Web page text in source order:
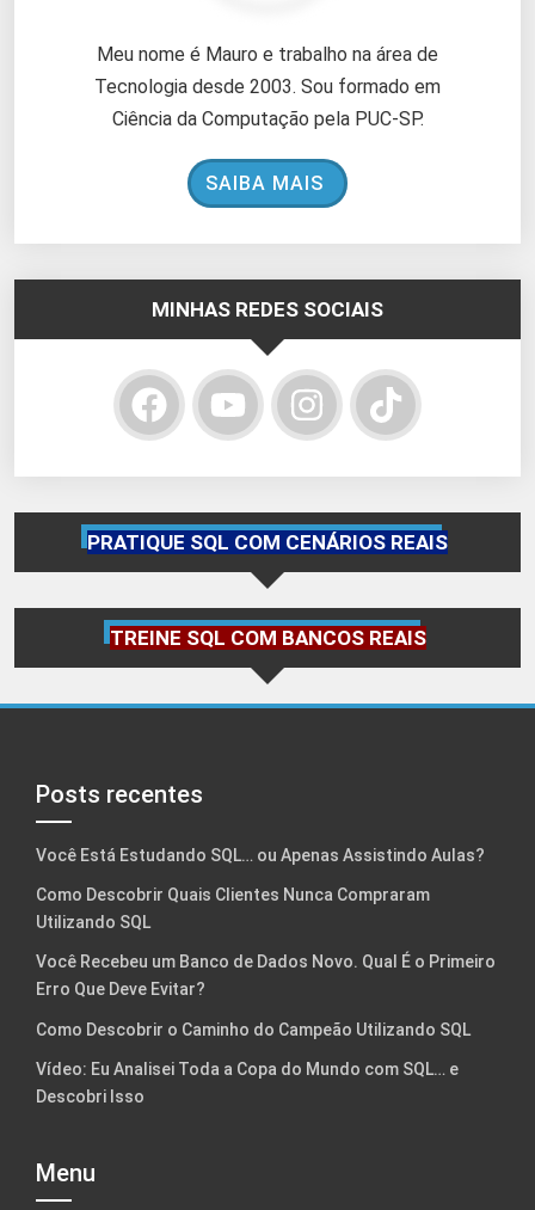
Meu nome é Mauro e trabalho na área de
Tecnologia desde 2003. Sou formado em
Ciência da Computação pela PUC-SP.
SAIBA MAIS
MINHAS REDES SOCIAIS
PRATIQUE SQL COM CENÁRIOS REAIS
TREINE SQL COM BANCOS REAIS
Posts recentes
Você Está Estudando SQL… ou Apenas Assistindo Aulas?
Como Descobrir Quais Clientes Nunca Compraram
Utilizando SQL
Você Recebeu um Banco de Dados Novo. Qual É o Primeiro
Erro Que Deve Evitar?
Como Descobrir o Caminho do Campeão Utilizando SQL
Vídeo: Eu Analisei Toda a Copa do Mundo com SQL… e
Descobri Isso
Menu